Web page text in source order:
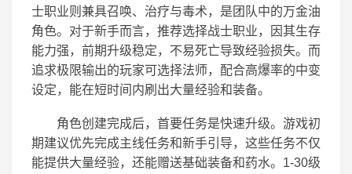
士职业则兼具召唤、治疗与毒术，是团队中的万金油
角色。对于新手而言，推荐选择战士职业，因其生存
能力强，前期升级稳定，不易死亡导致经验损失。而
追求极限输出的玩家可选择法师，配合高爆率的中变
设定，能在短时间内刷出大量经验和装备。
角色创建完成后，首要任务是快速升级。游戏初
期建议优先完成主线任务和新手引导，这些任务不仅
能提供大量经验，还能赠送基础装备和药水。1-30级